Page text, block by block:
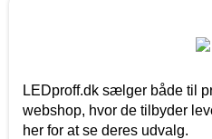
LEDproff.dk sælger både til
webshop, hvor de tilbyder
her for at se deres udvalg.